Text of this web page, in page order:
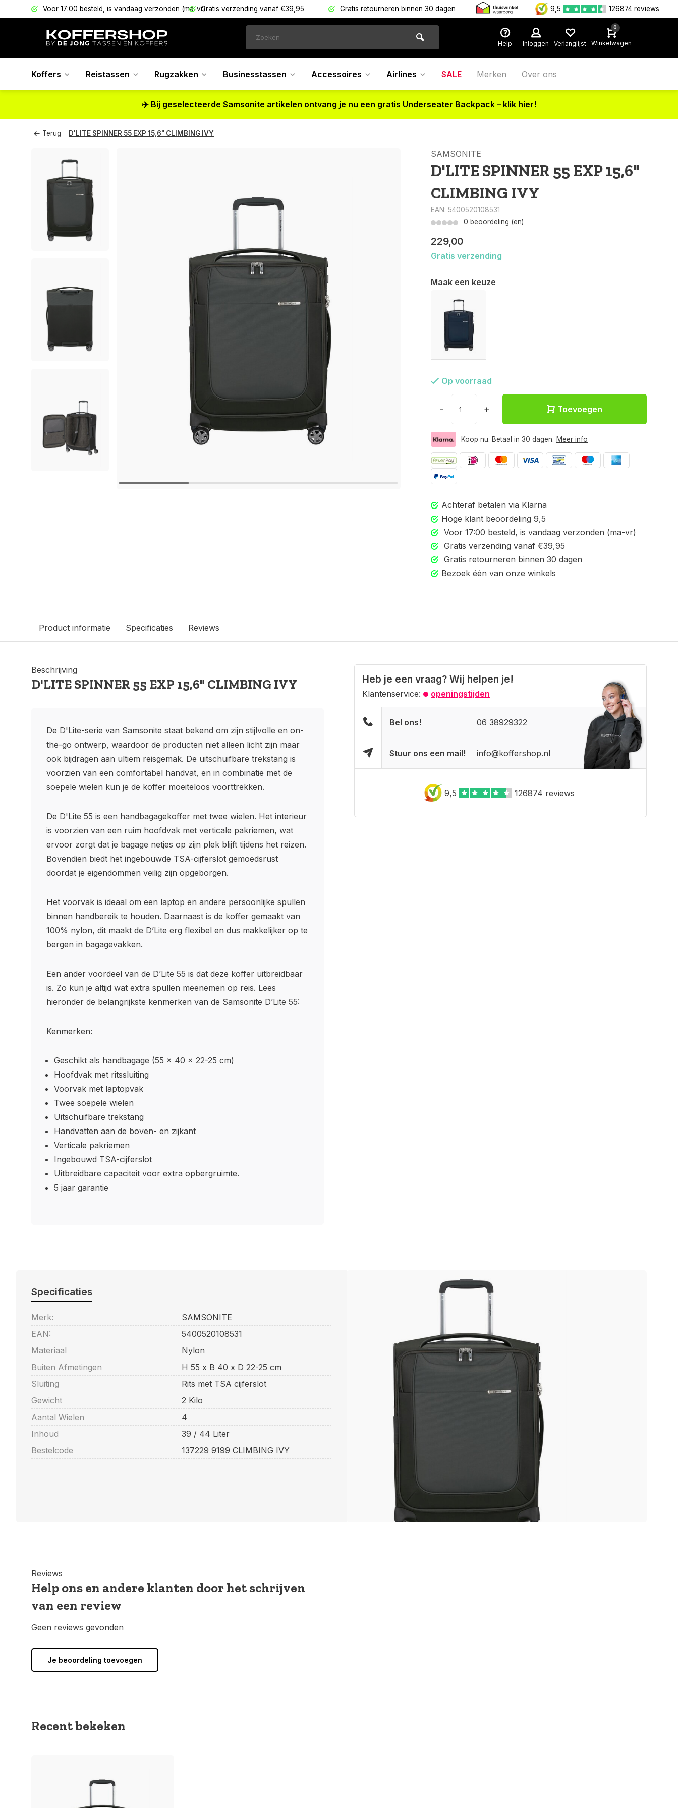
Voor 17:00 besteld, is vandaag verzonden (ma-vr)Gratis verzending vanaf €39,95 Gratis retourneren binnen 30 dagen 9,5 126874 reviews
Help Inloggen Verlanglijst
0
Winkelwagen
Koffers Reistassen Rugzakken Businesstassen Accessoires Airlines SALE Merken Over ons
✈️ Bij geselecteerde Samsonite artikelen ontvang je nu een gratis Underseater Backpack – klik hier!
Terug D'LITE SPINNER 55 EXP 15,6" CLIMBING IVY
SAMSONITE
D'LITE SPINNER 55 EXP 15,6"
CLIMBING IVY
EAN: 5400520108531
0 beoordeling (en)
229,00
Gratis verzending
Maak een keuze
Op voorraad
- + Toevoegen
Koop nu. Betaal in 30 dagen. Meer info
Achteraf betalen via Klarna
Hoge klant beoordeling 9,5
Voor 17:00 besteld, is vandaag verzonden (ma-vr)
Gratis verzending vanaf €39,95
Gratis retourneren binnen 30 dagen
Bezoek één van onze winkels
Product informatie Specificaties Reviews
Beschrijving
D'LITE SPINNER 55 EXP 15,6" CLIMBING IVY
De D'Lite-serie van Samsonite staat bekend om zijn stijlvolle en on-
the-go ontwerp, waardoor de producten niet alleen licht zijn maar
ook bijdragen aan ultiem reisgemak. De uitschuifbare trekstang is
voorzien van een comfortabel handvat, en in combinatie met de
soepele wielen kun je de koffer moeiteloos voorttrekken.
De D'Lite 55 is een handbagagekoffer met twee wielen. Het interieur
is voorzien van een ruim hoofdvak met verticale pakriemen, wat
ervoor zorgt dat je bagage netjes op zijn plek blijft tijdens het reizen.
Bovendien biedt het ingebouwde TSA-cijferslot gemoedsrust
doordat je eigendommen veilig zijn opgeborgen.
Het voorvak is ideaal om een laptop en andere persoonlijke spullen
binnen handbereik te houden. Daarnaast is de koffer gemaakt van
100% nylon, dit maakt de D’Lite erg flexibel en dus makkelijker op te
bergen in bagagevakken.
Een ander voordeel van de D’Lite 55 is dat deze koffer uitbreidbaar
is. Zo kun je altijd wat extra spullen meenemen op reis. Lees
hieronder de belangrijkste kenmerken van de Samsonite D’Lite 55:
Kenmerken:
Geschikt als handbagage (55 x 40 x 22-25 cm)
Hoofdvak met ritssluiting
Voorvak met laptopvak
Twee soepele wielen
Uitschuifbare trekstang
Handvatten aan de boven- en zijkant
Verticale pakriemen
Ingebouwd TSA-cijferslot
Uitbreidbare capaciteit voor extra opbergruimte.
5 jaar garantie
Heb je een vraag? Wij helpen je!
Klantenservice: openingstijden
Bel ons! 06 38929322
Stuur ons een mail! info@koffershop.nl
9,5 126874 reviews
Specificaties
Merk:
SAMSONITE
EAN:
5400520108531
Materiaal
Nylon
Buiten Afmetingen
H 55 x B 40 x D 22-25 cm
Sluiting
Rits met TSA cijferslot
Gewicht
2 Kilo
Aantal Wielen
4
Inhoud
39 / 44 Liter
Bestelcode
137229 9199 CLIMBING IVY
Reviews
Help ons en andere klanten door het schrijven
van een review
Geen reviews gevonden
Je beoordeling toevoegen
Recent bekeken